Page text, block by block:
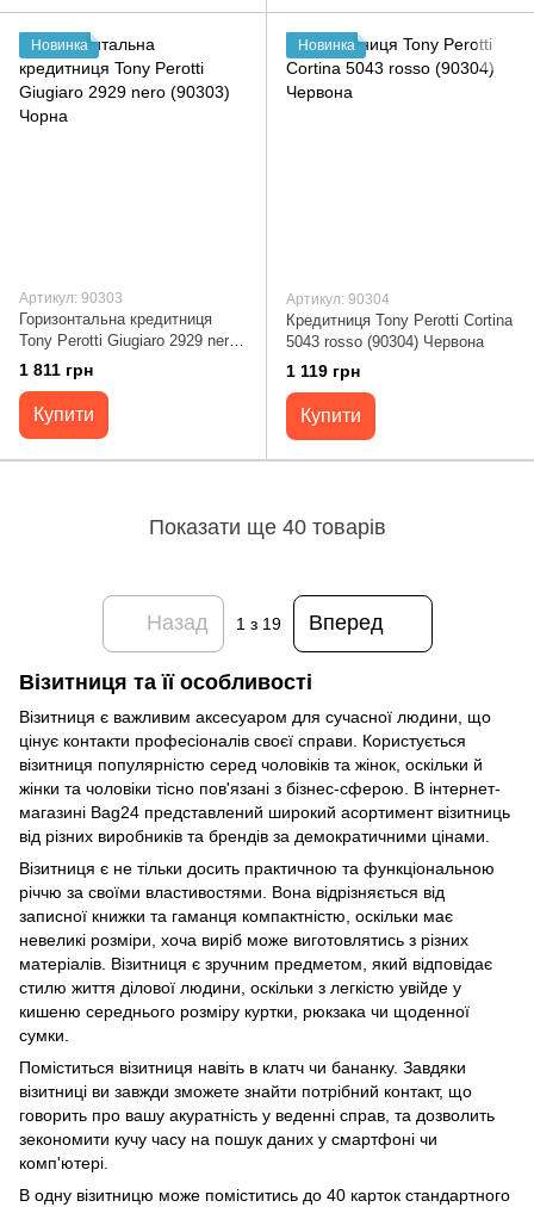
Новинка
Артикул: 90303
Горизонтальна кредитниця
Tony Perotti Giugiaro 2929 nero
(90303) Чорна
1 811 грн
Купити
Новинка
Артикул: 90304
Кредитниця Tony Perotti Cortina
5043 rosso (90304) Червона
1 119 грн
Купити
Показати ще 40 товарів
Назад 1 з 19 Вперед
Візитниця та її особливості
Візитниця є важливим аксесуаром для сучасної людини, що
цінує контакти професіоналів своєї справи. Користується
візитниця популярністю серед чоловіків та жінок, оскільки й
жінки та чоловіки тісно пов'язані з бізнес-сферою. В інтернет-
магазині Bag24 представлений широкий асортимент візитниць
від різних виробників та брендів за демократичними цінами.
Візитниця є не тільки досить практичною та функціональною
річчю за своїми властивостями. Вона відрізняється від
записної книжки та гаманця компактністю, оскільки має
невеликі розміри, хоча виріб може виготовлятись з різних
матеріалів. Візитниця є зручним предметом, який відповідає
стилю життя ділової людини, оскільки з легкістю увійде у
кишеню середнього розміру куртки, рюкзака чи щоденної
сумки.
Поміститься візитниця навіть в клатч чи бананку. Завдяки
візитниці ви завжди зможете знайти потрібний контакт, що
говорить про вашу акуратність у веденні справ, та дозволить
зекономити кучу часу на пошук даних у смартфоні чи
комп'ютері.
В одну візитницю може поміститись до 40 карток стандартного